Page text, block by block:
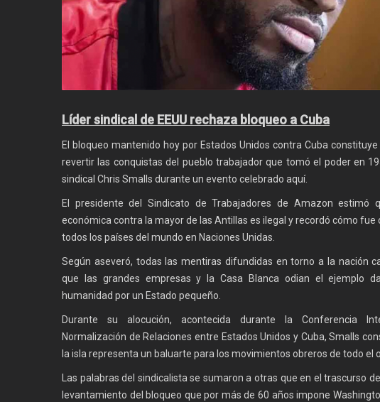
Líder sindical de EEUU rechaza bloqueo a Cuba
El bloqueo mantenido hoy por Estados Unidos contra Cuba
revertir las conquistas del pueblo trabajador que tomó el poder en
sindical Chris Smalls durante un evento celebrado aquí.
El presidente del Sindicato de Trabajadores de Amazon estimó
económica contra la mayor de las Antillas es ilegal y recordó cómo fue
todos los países del mundo en Naciones Unidas.
Según aseveró, todas las mentiras difundidas en torno a la nación
que las grandes empresas y la Casa Blanca odian el ejemplo
humanidad por un Estado pequeño.
Durante su alocución, acontecida durante la Conferencia
Normalización de Relaciones entre Estados Unidos y Cuba, Smalls
la isla representa un baluarte para los movimientos obreros de todo el
Las palabras del sindicalista se sumaron a otras que en el trascurso
levantamiento del bloqueo que por más de 60 años impone